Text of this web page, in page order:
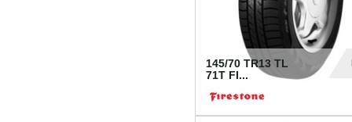
145/70 TR13 TL
71T FI...